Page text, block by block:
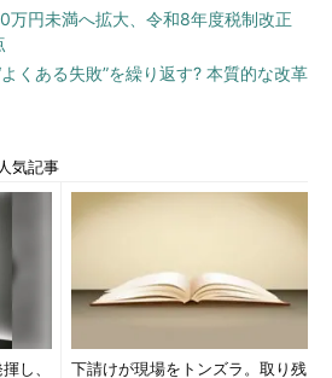
2016のブランチ更新概論――最新版
更新モデルを採用
Office 365 ProPlusには、「
Current
FR CBB）
います。
、CBB、FR CBBの名称は、2016年2
」「 Deferred Channel」「First
万円未満へ拡大、令和8年度税制改正
くある失敗”を繰り返す? 本質的な改革
気記事
し、
下請けが現場をトンズラ。取り残